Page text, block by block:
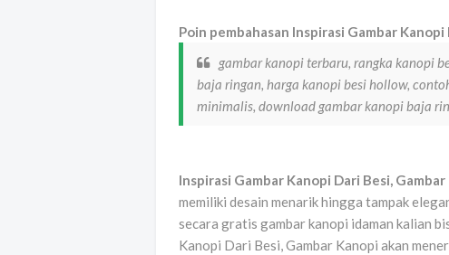
Poin pembahasan Inspirasi Gambar
gambar kanopi terbaru, rangka kanopi
baja ringan, harga kanopi besi hollow,
minimalis, download gambar kanopi baja
Inspirasi Gambar Kanopi Dari Besi, Gambar
memiliki desain menarik hingga tampak
secara gratis gambar kanopi idaman kalian
Kanopi Dari Besi, Gambar Kanopi akan